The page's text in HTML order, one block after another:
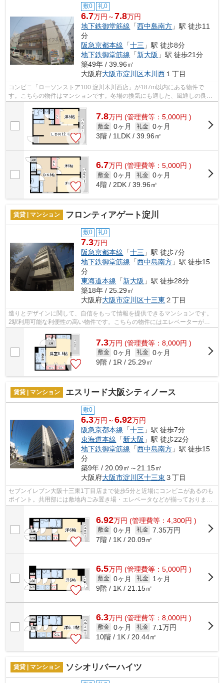
敷0 礼0
6.7万円～7.8万円
地下鉄御堂筋線 「西中島南方 」駅 徒歩11
分
阪急京都本線 「十三 」駅 徒歩8分
地下鉄御堂筋線 「新大阪 」駅 徒歩21分
築49年 / 39.96㎡
大阪府大阪市淀川区木川西１丁目
コンビニ「ローソンストア100 淀川木川西店」が187m以内にある物件で
す。こちらの物件はマンションです。冬場の換気にも適した、風通しの良い
7.8万円 (管理費等：5,000円 )
敷金 0ヶ月 礼金 0ヶ月
3階 / 1LDK / 39.96㎡
6.7万円 (管理費等：5,000円 )
敷金 0ヶ月 礼金 0ヶ月
4階 / 2DK / 39.96㎡
賃貸 | マンション フロンティアゲート淀川
敷0 礼0
7.3万円
阪急京都本線 「十三 」駅 徒歩7分
地下鉄御堂筋線 「西中島南方 」駅 徒歩15
分
東海道本線 「新大阪 」駅 徒歩28分
築18年 / 25.29㎡
大阪府大阪市淀川区十三東 ２丁目
造りとデザインに関して、自信をもって情報を提供できるマンションです。
2駅利用可能な利便性の高い物件です。こちらの物件にはエレベーターが付
7.3万円 (管理費等：8,000円 )
敷金 0ヶ月 礼金 0ヶ月
9階 / 1R / 25.29㎡
賃貸 | マンション エスリード大阪シティノース
敷0
6.3万円～6.92万円
阪急京都本線 「十三 」駅 徒歩7分
東海道本線 「新大阪 」駅 徒歩22分
地下鉄御堂筋線 「西中島南方 」駅 徒歩15
分
築9年 / 20.09㎡～21.15㎡
大阪府大阪市淀川区十三東 ３丁目
セブンイレブン大阪十三東1丁目店まで徒歩5分と近場にコンビニがあるのも
ポイント。共用部には敷地内ごみ置き場・エレベータなどが揃っておりま
6.92万円 (管理費等：4,300円 )
敷金 0ヶ月 礼金 7.35万円
7階 / 1K / 20.09㎡
6.5万円 (管理費等：5,000円 )
敷金 0ヶ月 礼金
1ヶ月
9階 / 1K / 21.15㎡
6.3万円 (管理費等：8,000円 )
敷金 0ヶ月 礼金 7.1万円
10階 / 1K / 20.44㎡
賃貸 | マンション ソシオリバーハイツ